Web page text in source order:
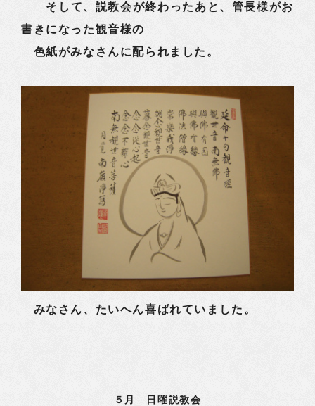
そして、説教会が終わったあと、管長様がお
書きになった観音様の
色紙がみなさんに配られました。
みなさん、たいへん喜ばれていました。
５月 日曜説教会